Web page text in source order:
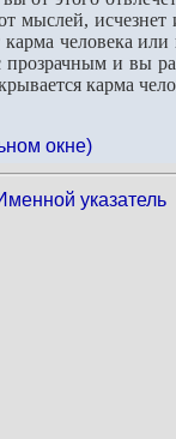
мыслей,
чело­века
прозрачным и вы
карма
окне)
указатель